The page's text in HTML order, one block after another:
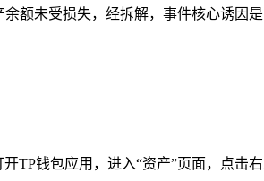
额未受损失，经拆解，事件核心诱因
钱包应用，进入“资产”页面，点击